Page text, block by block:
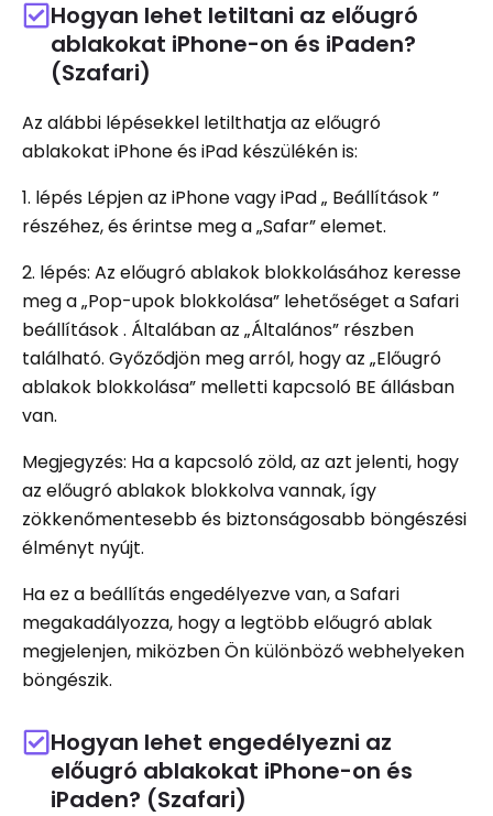
Hogyan lehet letiltani az előugró
ablakokat iPhone-on és iPaden?
(Szafari)
Az alábbi lépésekkel letilthatja az előugró
ablakokat iPhone és iPad készülékén is:
1. lépés Lépjen az iPhone vagy iPad „ Beállítások ”
részéhez, és érintse meg a „Safar” elemet.
2. lépés: Az előugró ablakok blokkolásához keresse
meg a „Pop-upok blokkolása” lehetőséget a Safari
beállítások . Általában az „Általános” részben
található. Győződjön meg arról, hogy az „Előugró
ablakok blokkolása” melletti kapcsoló BE állásban
van.
Megjegyzés: Ha a kapcsoló zöld, az azt jelenti, hogy
az előugró ablakok blokkolva vannak, így
zökkenőmentesebb és biztonságosabb böngészési
élményt nyújt.
Ha ez a beállítás engedélyezve van, a Safari
megakadályozza, hogy a legtöbb előugró ablak
megjelenjen, miközben Ön különböző webhelyeken
böngészik.
Hogyan lehet engedélyezni az
előugró ablakokat iPhone-on és
iPaden? (Szafari)